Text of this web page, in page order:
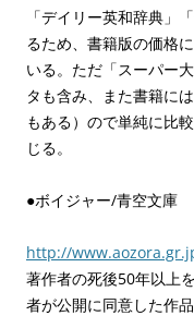
「デイリー英和辞典」
るため、書籍版の価格
いる。ただ「スーパー
タも含み、また書籍に
もある）ので単純に比
じる。
●ボイジャー/青空文庫
http://
著作者の死後50年以上
者が公開に同意した作